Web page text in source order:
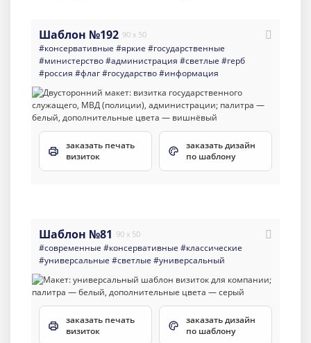
Шаблон №192 90 x 50
#консервативные #яркие #государственные
#министерство#администрация #светлые #герб
#россия #флаг#государство#информация
заказать печать
визиток
заказать дизайн
по шаблону
Шаблон №81 90 x 50
#современные #консервативные #классические
#универсальные #светлые #универсальный
заказать печать
визиток
заказать дизайн
по шаблону